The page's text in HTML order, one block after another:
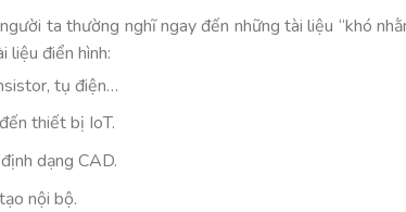
ta thường nghĩ ngay đến những tài liệu “khó
liệu điển hình:
tụ điện…
thiết bị IoT.
dạng CAD.
nội bộ.